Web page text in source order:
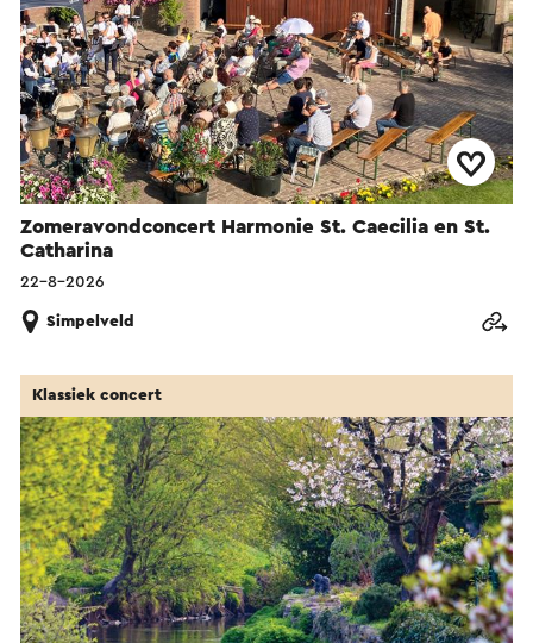
Zomeravondconcert Harmonie St. Caecilia en St.
Catharina
22-8-2026
Simpelveld
Klassiek concert